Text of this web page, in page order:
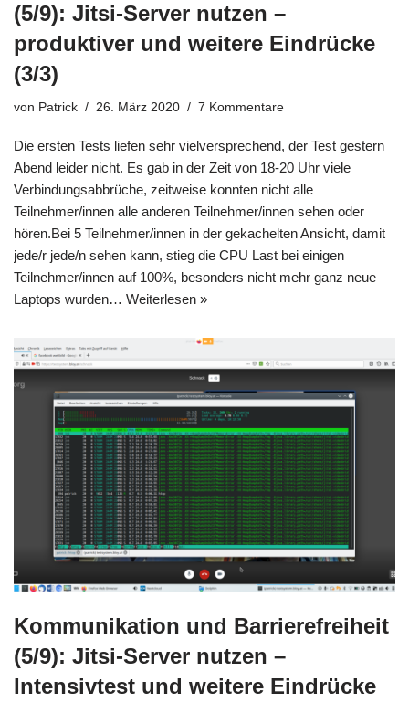
(5/9): Jitsi-Server nutzen –
produktiver und weitere Eindrücke
(3/3)
von Patrick 26. März 2020 7 Kommentare
Die ersten Tests liefen sehr vielversprechend, der Test gestern
Abend leider nicht. Es gab in der Zeit von 18-20 Uhr viele
Verbindungsabbrüche, zeitweise konnten nicht alle
Teilnehmer/innen alle anderen Teilnehmer/innen sehen oder
hören.Bei 5 Teilnehmer/innen in der gekachelten Ansicht, damit
jede/r jede/n sehen kann, stieg die CPU Last bei einigen
Teilnehmer/innen auf 100%, besonders nicht mehr ganz neue
Laptops wurden… Weiterlesen »
Kommunikation und Barrierefreiheit
(5/9): Jitsi-Server nutzen –
Intensivtest und weitere Eindrücke